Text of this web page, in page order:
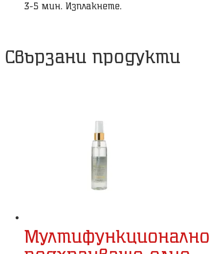
3-5 мин. Изплакнете.
Свързани продукти
Мултифункционално